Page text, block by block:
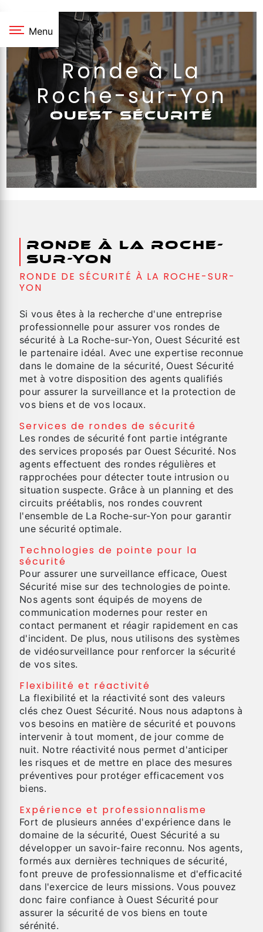
Menu
Ronde à La
Roche-sur-Yon
OUEST SÉCURITÉ
Ronde à La Roche-
sur-Yon
RONDE DE SÉCURITÉ À LA ROCHE-SUR-
YON
Si vous êtes à la recherche d'une entreprise
professionnelle pour assurer vos rondes de
sécurité à La Roche-sur-Yon, Ouest Sécurité est
le partenaire idéal. Avec une expertise reconnue
dans le domaine de la sécurité, Ouest Sécurité
met à votre disposition des agents qualifiés
pour assurer la surveillance et la protection de
vos biens et de vos locaux.
Services de rondes de sécurité
Les rondes de sécurité font partie intégrante
des services proposés par Ouest Sécurité. Nos
agents effectuent des rondes régulières et
rapprochées pour détecter toute intrusion ou
situation suspecte. Grâce à un planning et des
circuits préétablis, nos rondes couvrent
l'ensemble de La Roche-sur-Yon pour garantir
une sécurité optimale.
Technologies de pointe pour la
sécurité
Pour assurer une surveillance efficace, Ouest
Sécurité mise sur des technologies de pointe.
Nos agents sont équipés de moyens de
communication modernes pour rester en
contact permanent et réagir rapidement en cas
d'incident. De plus, nous utilisons des systèmes
de vidéosurveillance pour renforcer la sécurité
de vos sites.
Flexibilité et réactivité
La flexibilité et la réactivité sont des valeurs
clés chez Ouest Sécurité. Nous nous adaptons à
vos besoins en matière de sécurité et pouvons
intervenir à tout moment, de jour comme de
nuit. Notre réactivité nous permet d'anticiper
les risques et de mettre en place des mesures
préventives pour protéger efficacement vos
biens.
Expérience et professionnalisme
Fort de plusieurs années d'expérience dans le
domaine de la sécurité, Ouest Sécurité a su
développer un savoir-faire reconnu. Nos agents,
formés aux dernières techniques de sécurité,
font preuve de professionnalisme et d'efficacité
dans l'exercice de leurs missions. Vous pouvez
donc faire confiance à Ouest Sécurité pour
assurer la sécurité de vos biens en toute
sérénité.